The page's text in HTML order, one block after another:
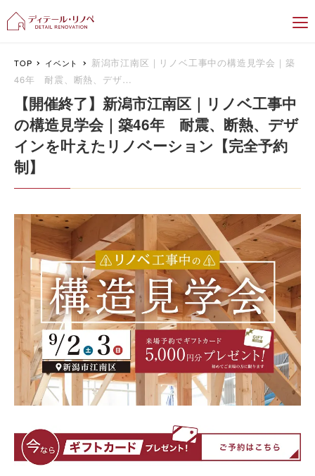
新潟のリフォーム＆リノベーション専
TOP イベント
新潟市江南区｜リノベ工事中の構造見学会｜築
46年 耐震、断熱、デザ…
【開催終了】新潟市江南区｜リノベ工事中
の構造見学会｜築46年 耐震、断熱、デザ
インを叶えたリノベーション【完全予約
制】